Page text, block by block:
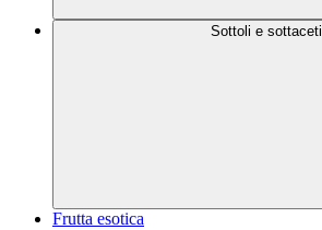
Sottoli e sottaceti
Frutta esotica